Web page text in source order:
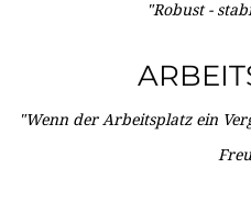
"Robust -
"Wenn der Arbeitsplatz ein